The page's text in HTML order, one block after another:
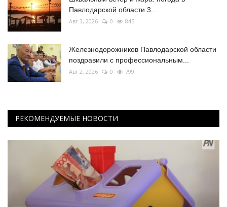
Павлодарской области 3...
Авг 3, 2026 0 845
Железнодорожников Павлодарской области
поздравили с профессиональным...
Авг 2, 2026 0 799
РЕКОМЕНДУЕМЫЕ НОВОСТИ